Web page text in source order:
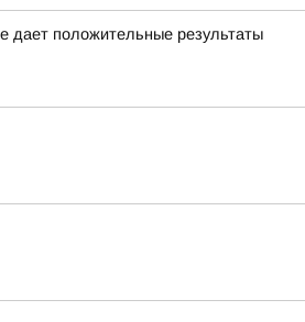
дает положительные результаты